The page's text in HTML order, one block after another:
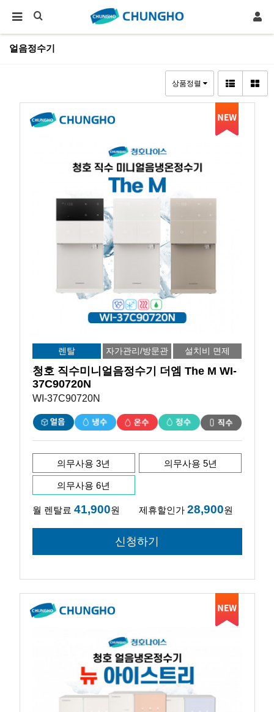
얼음정수기
상품정렬
렌탈
자가관리/방문관
리
설치비 면제
청호 직수미니얼음정수기 더엠 The M WI-
37C90720N
WI-37C90720N
의무사용 3년 의무사용 5년
의무사용 6년
월 렌탈료 41,900원 제휴할인가28,900원